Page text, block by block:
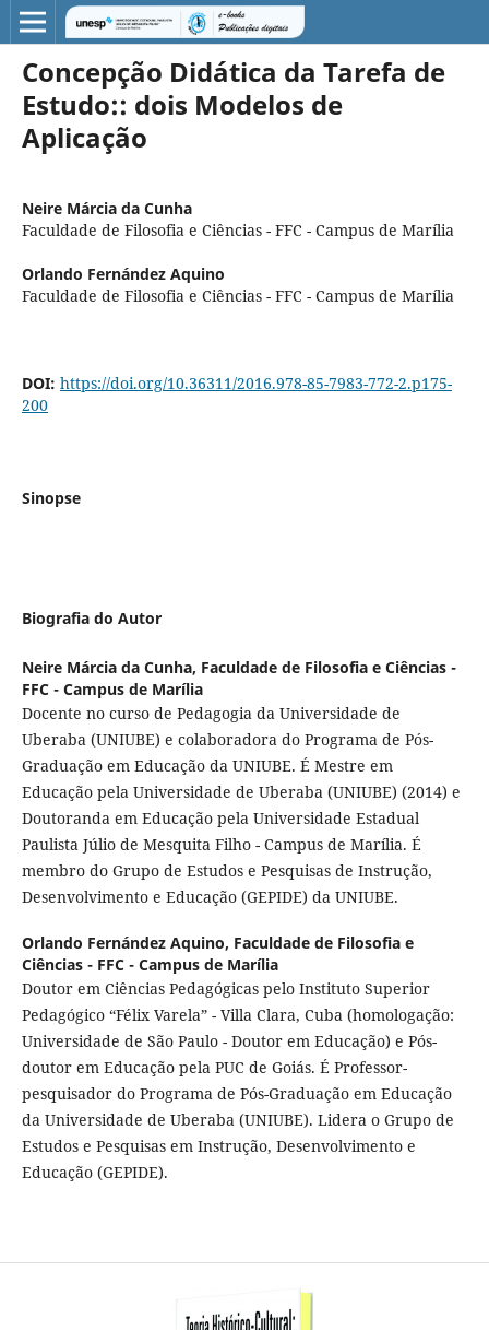
Concepção Didática da Tarefa de
Estudo:: dois Modelos de
Aplicação
Neire Márcia da Cunha
Faculdade de Filosofia e Ciências - FFC - Campus de Marília
Orlando Fernández Aquino
Faculdade de Filosofia e Ciências - FFC - Campus de Marília
DOI: https://doi.org/10.36311/2016.978-85-7983-772-2.p175-
200
Sinopse
Biografia do Autor
Neire Márcia da Cunha, Faculdade de Filosofia e Ciências -
FFC - Campus de Marília
Docente no curso de Pedagogia da Universidade de
Uberaba (UNIUBE) e colaboradora do Programa de Pós-
Graduação em Educação da UNIUBE. É Mestre em
Educação pela Universidade de Uberaba (UNIUBE) (2014) e
Doutoranda em Educação pela Universidade Estadual
Paulista Júlio de Mesquita Filho - Campus de Marília. É
membro do Grupo de Estudos e Pesquisas de Instrução,
Desenvolvimento e Educação (GEPIDE) da UNIUBE.
Orlando Fernández Aquino, Faculdade de Filosofia e
Ciências - FFC - Campus de Marília
Doutor em Ciências Pedagógicas pelo Instituto Superior
Pedagógico “Félix Varela” - Villa Clara, Cuba (homologação:
Universidade de São Paulo - Doutor em Educação) e Pós-
doutor em Educação pela PUC de Goiás. É Professor-
pesquisador do Programa de Pós-Graduação em Educação
da Universidade de Uberaba (UNIUBE). Lidera o Grupo de
Estudos e Pesquisas em Instrução, Desenvolvimento e
Educação (GEPIDE).